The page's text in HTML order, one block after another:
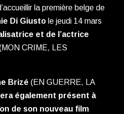
la première belge de
Di Giusto le jeudi 14 mars
et de l’actrice
CRIME, LES
Brizé (EN GUERRE, LA
également présent à
de son nouveau film